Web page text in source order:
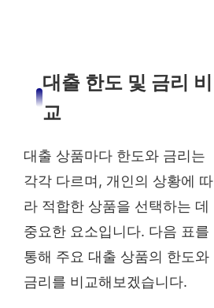
대출 한도 및 금리 비
교
대출 상품마다 한도와 금리는
각각 다르며, 개인의 상황에 따
라 적합한 상품을 선택하는 데
중요한 요소입니다. 다음 표를
통해 주요 대출 상품의 한도와
금리를 비교해보겠습니다.